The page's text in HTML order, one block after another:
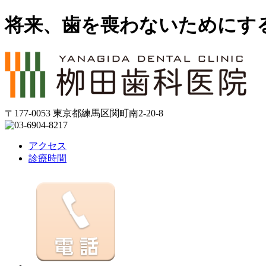
将来、歯を喪わないためにす
〒177-0053 東京都練馬区関町南2-20-8
アクセス
診療時間